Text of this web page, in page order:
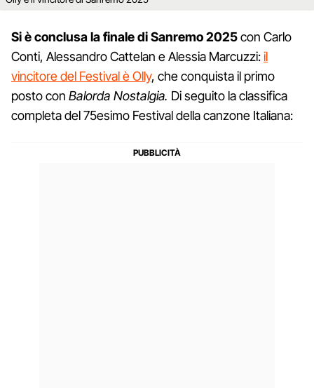
Si è conclusa la finale di Sanremo 2025con Carlo
Conti, Alessandro Cattelan e Alessia Marcuzzi:il
vincitore del Festival è Olly, che conquista il primo
posto con Balorda Nostalgia. Di seguito la classifica
completa del 75esimo Festival della canzone Italiana: